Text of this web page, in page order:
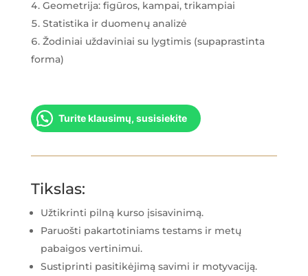
Geometrija: figūros, kampai, trikampiai
Statistika ir duomenų analizė
Žodiniai uždaviniai su lygtimis (supaprastinta
forma)
Turite klausimų, susisiekite
Tikslas:
Užtikrinti pilną kurso įsisavinimą.
Paruošti pakartotiniams testams ir metų
pabaigos vertinimui.
Sustiprinti pasitikėjimą savimi ir motyvaciją.